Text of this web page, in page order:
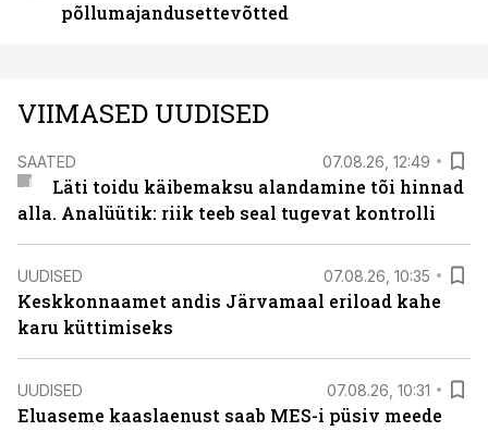
põllumajandusettevõtted
VIIMASED UUDISED
SAATED 07.08.26, 12:49
Läti toidu käibemaksu alandamine tõi hinnad
alla. Analüütik: riik teeb seal tugevat kontrolli
UUDISED 07.08.26, 10:35
Keskkonnaamet andis Järvamaal eriload kahe
karu küttimiseks
UUDISED 07.08.26, 10:31
Eluaseme kaaslaenust saab MES-i püsiv meede